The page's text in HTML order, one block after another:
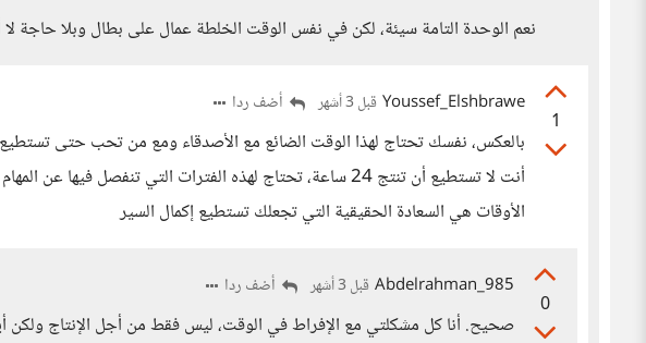
نعم الوحدة التامة سيئة، لكن في نفس الوقت الخلطة عمال على بطال وبلا حاجة لا
1
Youssef_Elshbrawe قبل 3 أشهر أضف ردا
بالعكس، نفسك تحتاج لهذا الوقت الضائع مع الأصدقاء ومع من تحب حتى
أنت لا تستطيع أن تنتج 24 ساعة، تحتاج لهذه الفترات التي تنفصل
الأوقات هي السعادة الحقيقية التي تجعلك تستطيع إكمال السير
0
Abdelrahman_985 قبل 3 أشهر أضف ردا
صحيح. أنا كل مشكلتي مع الإفراط في الوقت، ليس فقط من أجل الإنتاج ولكن